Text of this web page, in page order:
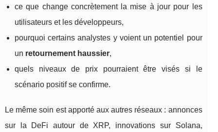
ce que change concrètement la mise à jour pour les
utilisateurs et les développeurs,
pourquoi certains analystes y voient un potentiel pour
un retournement haussier,
quels niveaux de prix pourraient être visés si le
scénario positif se confirme.
Le même soin est apporté aux autres réseaux : annonces
sur la DeFi autour de XRP, innovations sur Solana,